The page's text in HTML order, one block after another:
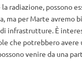
radiazione, possono
ma per Marte avremo
infrastrutture. È
che potrebbero
venire da una